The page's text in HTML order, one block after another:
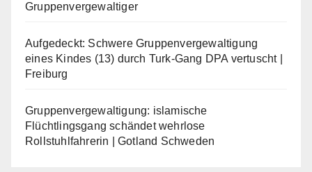
Gruppenvergewaltiger
Aufgedeckt: Schwere Gruppenvergewaltigung
eines Kindes (13) durch Turk-Gang DPA vertuscht |
Freiburg
Gruppenvergewaltigung: islamische
Flüchtlingsgang schändet wehrlose
Rollstuhlfahrerin | Gotland Schweden